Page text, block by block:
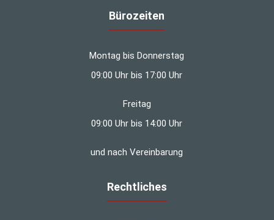
Bürozeiten
Montag bis Donnerstag
09:00 Uhr bis 17:00 Uhr
Freitag
09:00 Uhr bis 14:00 Uhr
und nach Vereinbarung
Rechtliches